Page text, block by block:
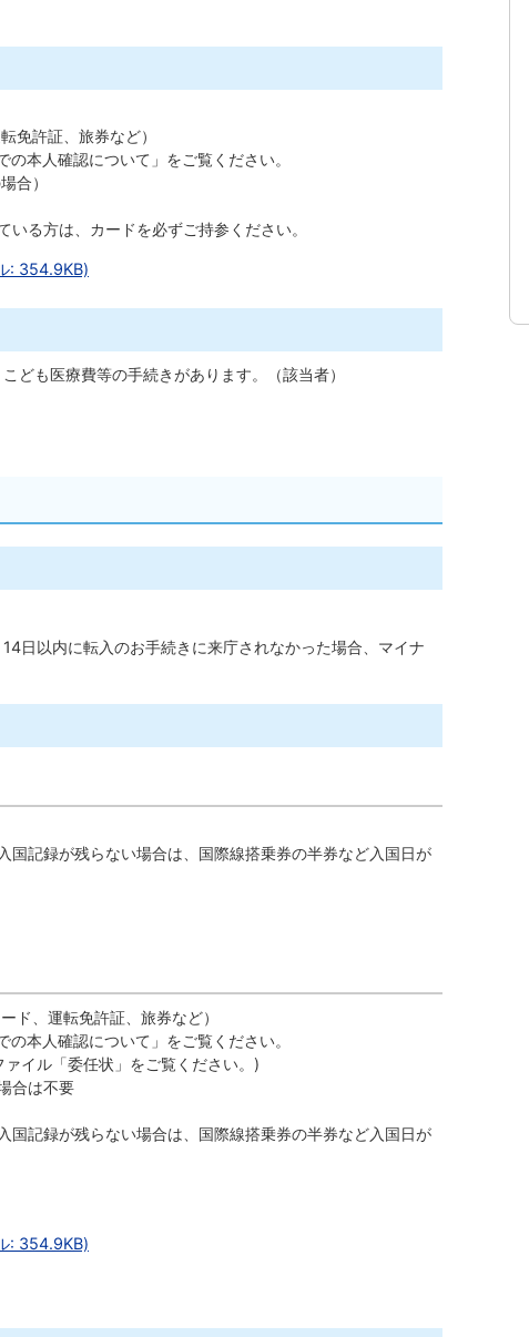
免許証、旅券など）
本人確認について」をご覧ください。
合）
る方は、カードを必ずご持参ください。
: 354.9KB)
ども医療費等の手続きがあります。（該当者）
日以内に転入のお手続きに来庁されなかった場合、マイナ
国記録が残らない場合は、国際線搭乗券の半券など入国日が
ド、運転免許証、旅券など）
本人確認について」をご覧ください。
イル「委任状」をご覧ください。)
合は不要
国記録が残らない場合は、国際線搭乗券の半券など入国日が
: 354.9KB)